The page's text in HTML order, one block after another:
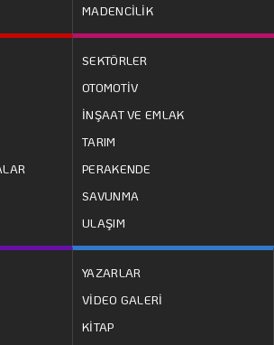
MADENCİLİK
SEKTÖRLER
OTOMOTİV
İNŞAAT VE EMLAK
TARIM
PERAKENDE
SAVUNMA
ULAŞIM
YAZARLAR
VİDEO GALERİ
KİTAP